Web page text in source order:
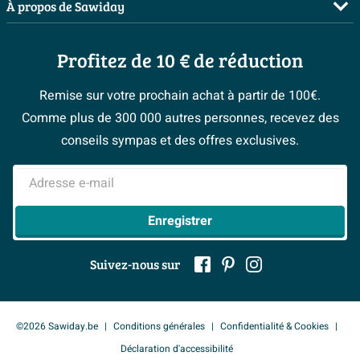
Matériau : De haute qualité et durable
Cuve profonde et spacieuse pour un confort
maximal
Plus d'informations
Livraison / retrait
Garantie & réclamations
Politique d’avis
> Service client
Planificateur 3D
Les bons tuyaux
Espace bricolage
> Espace Conseil
Inspiration toilettes
Moodboards
Magazine
#Mysawiday
> Inspiration salle de bains
À propos de Sawiday
Qui est Sawiday ?
Postes vacants
Espace Pro
BeCommerce
> Tout sur nos showrooms
Profitez de 10 € de réduction
Remise sur votre prochain achat à partir de 100€.
Comme plus de 300 000 autres personnes, recevez des
conseils sympas et des offres exclusives.
Adresse e-mail
Enregistrer
Suivez-nous sur
©2026 Sawiday.be Conditions générales
Confidentialité & Cookies
Déclaration d'accessibilité